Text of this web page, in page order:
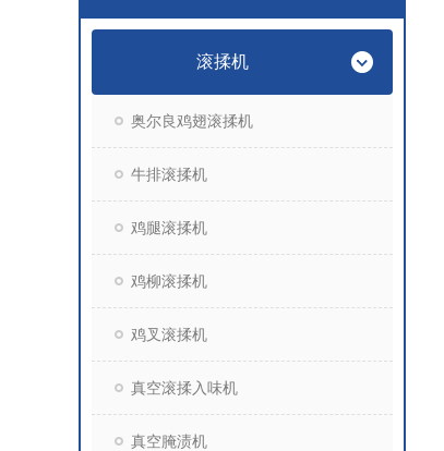
滚揉机
奥尔良鸡翅滚揉机
牛排滚揉机
鸡腿滚揉机
鸡柳滚揉机
鸡叉滚揉机
真空滚揉入味机
真空腌渍机